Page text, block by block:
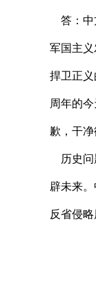
答：中
军国主
捍卫正
周年的
歉，干
历史问
辟未来
反省侵